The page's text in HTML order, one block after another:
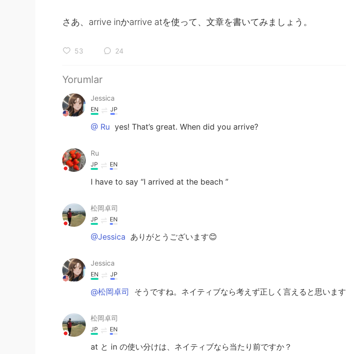
さあ、arrive inかarrive atを使って、文章を書いてみましょう。
53 24
Yorumlar
Jessica
EN JP
@ Ru yes! That’s great. When did you arrive?
Ru
JP EN
I have to say “I arrived at the beach ”
松岡卓司
JP EN
@Jessica ありがとうございます😊
Jessica
EN JP
@松岡卓司 そうですね。ネイティブなら考えず正しく言えると思います
松岡卓司
JP EN
at と in の使い分けは、ネイティブなら当たり前ですか？